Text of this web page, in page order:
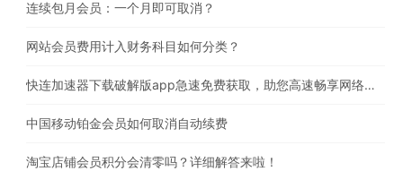
连续包月会员：一个月即可取消？
网站会员费用计入财务科目如何分类？
快连加速器下载破解版app急速免费获取，助您高速畅享网络体验
中国移动铂金会员如何取消自动续费
淘宝店铺会员积分会清零吗？详细解答来啦！